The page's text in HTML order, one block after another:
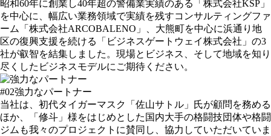
昭和60年に創業し40年超の警備業実績のある「株式会社KSP」
を中心に、幅広い業務領域で実績を残すコンサルティングファ
ーム「株式会社ARCOBALENO」、大熊町を中心に浜通り地
区の復興支援を続ける「ビジネスゲートウェイ株式会社」の3
社が叡智を結集しました。現場とビジネス、そして地域を知り
尽くしたビジネスモデルにご期待ください。
#02強力なパートナー
当社は、初代タイガーマスク「佐山サトル」氏が顧問を務める
ほか、「修斗」様をはじめとした国内大手の格闘技団体や格闘
ジムも我々のプロジェクトに賛同し、協力していただいていま